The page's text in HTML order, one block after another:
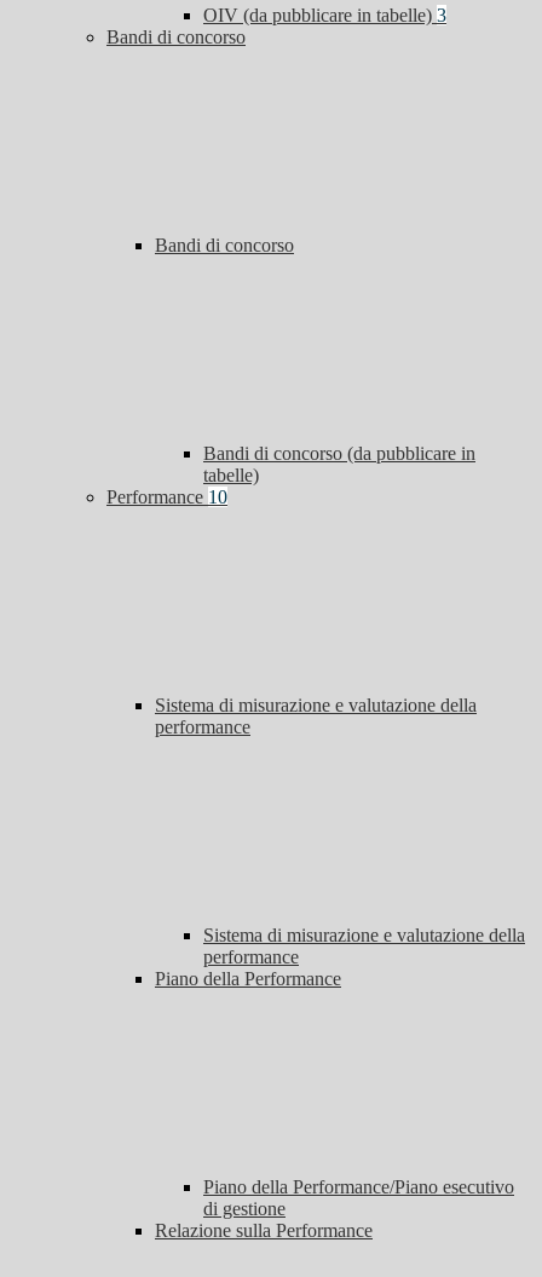
OIV (da pubblicare in tabelle) 3
Bandi di concorso
Bandi di concorso
Bandi di concorso (da pubblicare in
tabelle)
Performance 10
Sistema di misurazione e valutazione della
performance
Sistema di misurazione e valutazione della
performance
Piano della Performance
Piano della Performance/Piano esecutivo
di gestione
Relazione sulla Performance